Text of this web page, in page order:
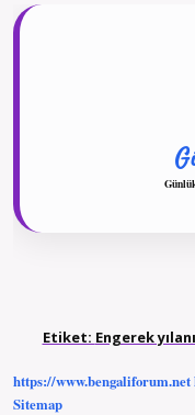
Etiket: Engerek
https://www.bengaliforum.net
Sitemap